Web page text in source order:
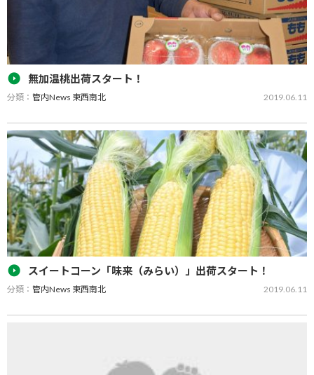
無加温桃出荷スタート！
分類： 管内News 東西南北 2019.06.11
ＪＡみなみ筑後山川選果場では５月２９日、無加温桃の出荷が始ま
りました。今年産は天候に恵まれ、糖度も高く果実内容は良好。例
年以上の仕上がりになっているとのこと。初日には、１００２パッ
ク（約３００㌔）が同選果…
スイートコーン「味来（みらい）」出荷スタート！
分類： 管内News 東西南北 2019.06.11
ＪＡみなみ筑後トウモロコシ部会は、同ＪＡ東山選果場で５月９日